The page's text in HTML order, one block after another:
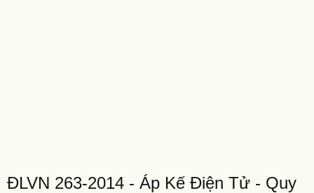
ĐLVN 263-2014 - Áp Kế Điện Tử - Quy